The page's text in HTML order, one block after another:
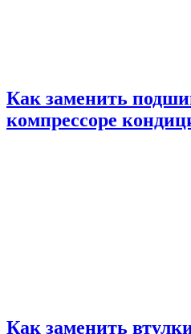
Как заменить
компрессоре
Как заменить